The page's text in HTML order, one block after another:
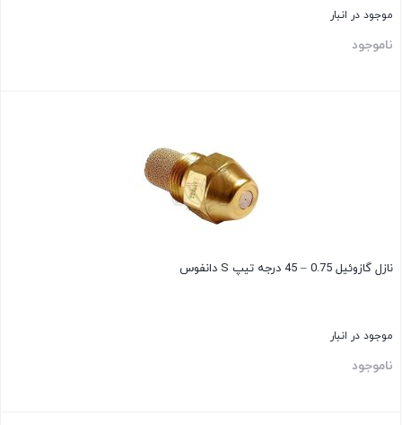
موجود در انبار
ناموجود
نازل گازوئیل 0.75 – 45 درجه تیپ S دانفوس
موجود در انبار
ناموجود